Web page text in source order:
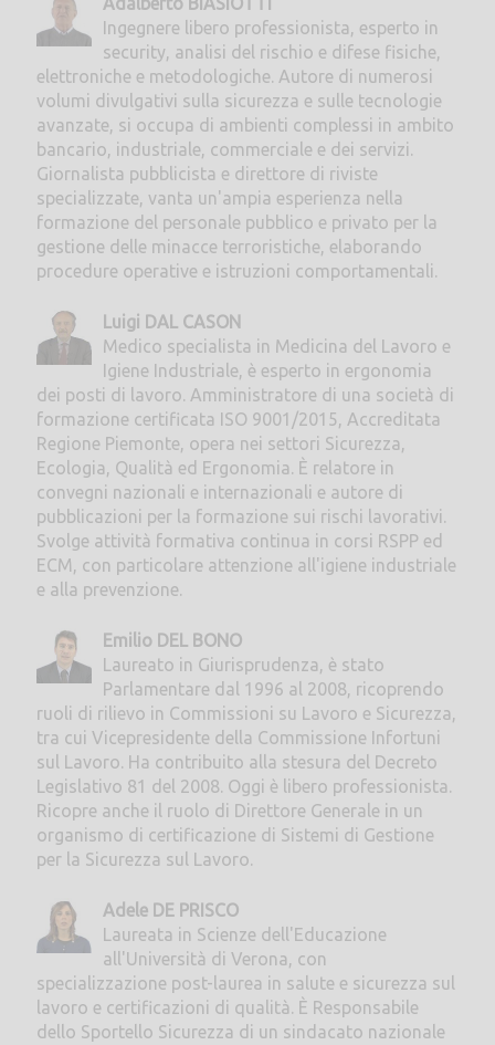
Ingegnere libero professionista, esperto in
security, analisi del rischio e difese fisiche,
elettroniche e metodologiche. Autore di numerosi
volumi divulgativi sulla sicurezza e sulle tecnologie
avanzate, si occupa di ambienti complessi in ambito
bancario, industriale, commerciale e dei servizi.
Giornalista pubblicista e direttore di riviste
specializzate, vanta un'ampia esperienza nella
formazione del personale pubblico e privato per la
gestione delle minacce terroristiche, elaborando
procedure operative e istruzioni comportamentali.
Luigi DAL CASON
Medico specialista in Medicina del Lavoro e
Igiene Industriale, è esperto in ergonomia
dei posti di lavoro. Amministratore di una società di
formazione certificata ISO 9001/2015, Accreditata
Regione Piemonte, opera nei settori Sicurezza,
Ecologia, Qualità ed Ergonomia. È relatore in
convegni nazionali e internazionali e autore di
pubblicazioni per la formazione sui rischi lavorativi.
Svolge attività formativa continua in corsi RSPP ed
ECM, con particolare attenzione all'igiene industriale
e alla prevenzione.
Emilio DEL BONO
Laureato in Giurisprudenza, è stato
Parlamentare dal 1996 al 2008, ricoprendo
ruoli di rilievo in Commissioni su Lavoro e Sicurezza,
tra cui Vicepresidente della Commissione Infortuni
sul Lavoro. Ha contribuito alla stesura del Decreto
Legislativo 81 del 2008. Oggi è libero professionista.
Ricopre anche il ruolo di Direttore Generale in un
organismo di certificazione di Sistemi di Gestione
per la Sicurezza sul Lavoro.
Adele DE PRISCO
Laureata in Scienze dell'Educazione
all'Università di Verona, con
specializzazione post-laurea in salute e sicurezza sul
lavoro e certificazioni di qualità. È Responsabile
dello Sportello Sicurezza di un sindacato nazionale